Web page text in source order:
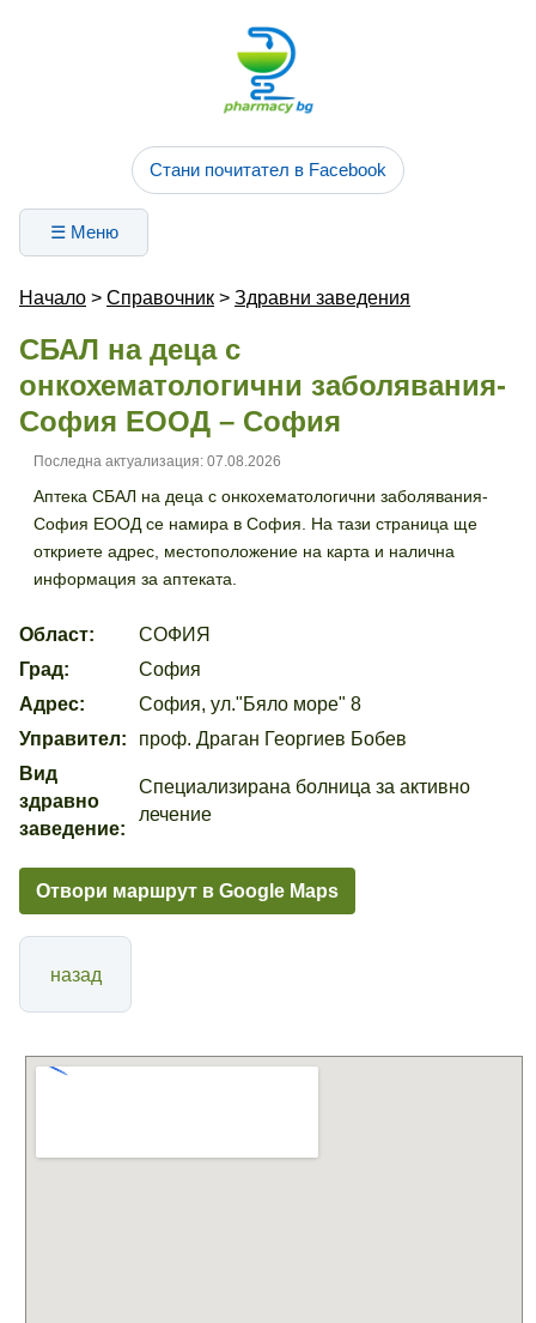
Стани почитател в Facebook
☰ Меню
Начало > Справочник > Здравни заведения
СБАЛ на деца с
онкохематологични заболявания-
София ЕООД – София
Последна актуализация: 07.08.2026
Аптека СБАЛ на деца с онкохематологични заболявания-
София ЕООД се намира в София. На тази страница ще
откриете адрес, местоположение на карта и налична
информация за аптеката.
Област:
СОФИЯ
Град:
София
Адрес:
София, ул."Бяло море" 8
Управител:
проф. Драган Георгиев Бобев
Вид
здравно
заведение:
Специализирана болница за активно
лечение
Отвори маршрут в Google Maps
назад